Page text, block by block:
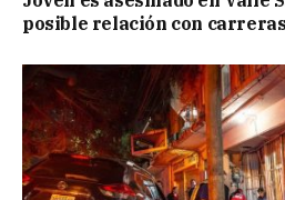
posible relación con